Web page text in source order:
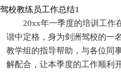
驾校教练员工作总结1
20xx年一季度的培训工作
谐中定格，身为剑洲驾校的一
教学组的指导帮助，与各位同
解配合，让本季度的工作顺利